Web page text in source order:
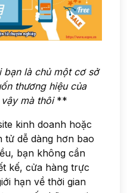
bạn là chủ một cơ sở
thương hiệu của
mà thôi **
kinh doanh hoặc
tử dễ dàng hơn bao
bạn không cần
kế, cửa hàng trực
hạn về thời gian